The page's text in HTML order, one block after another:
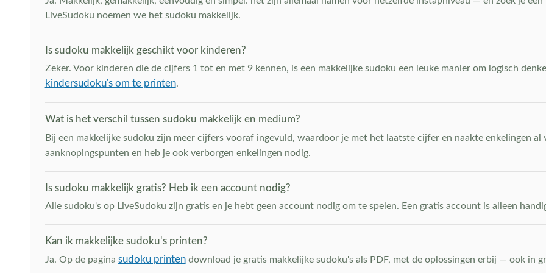
LiveSudoku noemen we het sudoku makkelijk.
Is sudoku makkelijk geschikt voor kinderen?
Zeker. Voor kinderen die de cijfers 1 tot en met 9 kennen, is een makkelijke sudoku een leuke manier om logisch
kindersudoku's om te printen.
Wat is het verschil tussen sudoku makkelijk en medium?
Bij een makkelijke sudoku zijn meer cijfers vooraf ingevuld, waardoor je met het laatste cijfer en naakte enkelingen
aanknopingspunten en heb je ook verborgen enkelingen nodig.
Is sudoku makkelijk gratis? Heb ik een account nodig?
Alle sudoku's op LiveSudoku zijn gratis en je hebt geen account nodig om te spelen. Een gratis account is alleen
Kan ik makkelijke sudoku's printen?
Ja. Op de pagina sudoku printendownload je gratis makkelijke sudoku's als PDF, met de oplossingen erbij — ook in